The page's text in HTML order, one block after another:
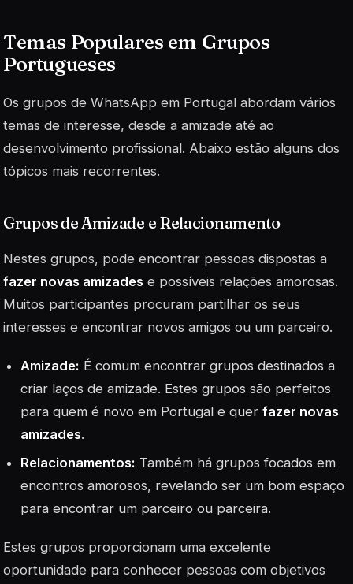
Temas Populares em Grupos
Portugueses
Os grupos de WhatsApp em Portugal abordam vários
temas de interesse, desde a amizade até ao
desenvolvimento profissional. Abaixo estão alguns dos
tópicos mais recorrentes.
Grupos de Amizade e Relacionamento
Nestes grupos, pode encontrar pessoas dispostas a
fazer novas amizades e possíveis relações amorosas.
Muitos participantes procuram partilhar os seus
interesses e encontrar novos amigos ou um parceiro.
Amizade: É comum encontrar grupos destinados a
criar laços de amizade. Estes grupos são perfeitos
para quem é novo em Portugal e querfazer novas
amizades.
Relacionamentos: Também há grupos focados em
encontros amorosos, revelando ser um bom espaço
para encontrar um parceiro ou parceira.
Estes grupos proporcionam uma excelente
oportunidade para conhecer pessoas com objetivos